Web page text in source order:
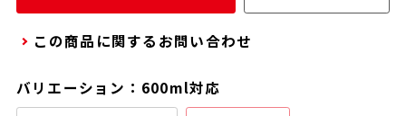
通常商品用ギフト用品
パーソナライズサービス用ギフト用品
この商品に関するお問い合わせ
バリエーション：600ml対応